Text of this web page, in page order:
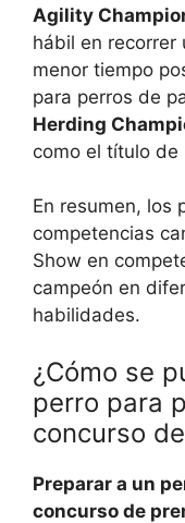
Agility
hábil en recorrer
menor tiempo
para perros de
Herding
como el título de
En resumen, los
competencias
Show en
campeón en
habilidades.
¿Cómo se
perro para
concurso
Preparar a un
concurso de